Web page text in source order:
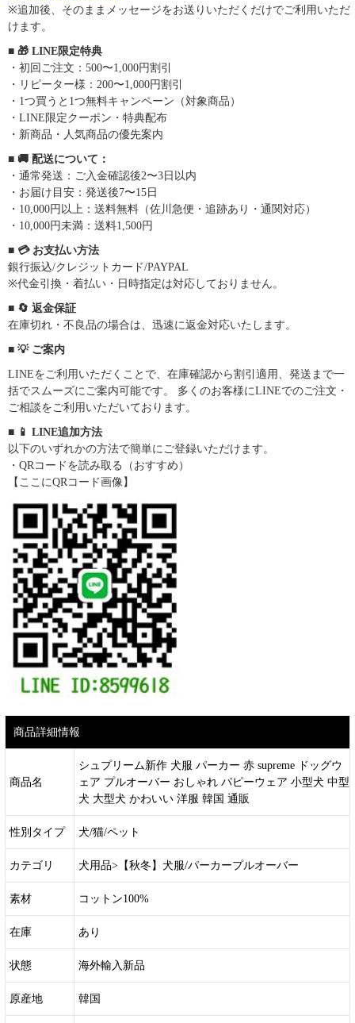
※追加後、そのままメッセージをお送りいただくだけでご利用いただ
けます。
■ 🎁 LINE限定特典
・初回ご注文：500〜1,000円割引
・リピーター様：200〜1,000円割引
・1つ買うと1つ無料キャンペーン（対象商品）
・LINE限定クーポン・特典配布
・新商品・人気商品の優先案内
■ 🚚 配送について：
・通常発送：ご入金確認後2〜3日以内
・お届け目安：発送後7〜15日
・10,000円以上：送料無料（佐川急便・追跡あり・通関対応）
・10,000円未満：送料1,500円
■ 💳 お支払い方法
銀行振込/クレジットカード/PAYPAL
※代金引換・着払い・日時指定は対応しておりません。
■ 🔄 返金保証
在庫切れ・不良品の場合は、迅速に返金対応いたします。
■ 💡 ご案内
LINEをご利用いただくことで、在庫確認から割引適用、発送まで一
括でスムーズにご案内可能です。 多くのお客様にLINEでのご注文・
ご相談をご利用いただいております。
■ 📱 LINE追加方法
以下のいずれかの方法で簡単にご登録いただけます。
・QRコードを読み取る（おすすめ）
【ここにQRコード画像】
商品詳細情報
商品名
シュプリーム新作 犬服 パーカー 赤 supreme ドッグウ
ェア プルオーバー おしゃれ パピーウェア 小型犬 中型
犬 大型犬 かわいい 洋服 韓国 通販
性別タイプ 犬/猫/ペット
カテゴリ 犬用品>【秋冬】犬服/パーカープルオーバー
素材 コットン100%
在庫 あり
状態 海外輸入新品
原産地 韓国